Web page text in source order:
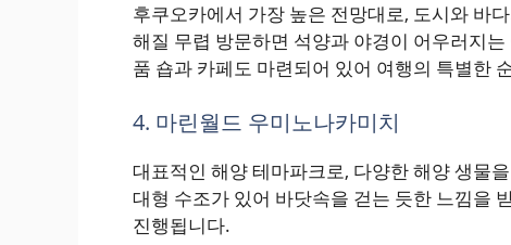
후쿠오카에서 가장 높은 전망대로, 도시와 바
해질 무렵 방문하면 석양과 야경이 어우러지
품 숍과 카페도 마련되어 있어 여행의 특별한
4. 마린월드 우미노나카미치
대표적인 해양 테마파크로, 다양한 해양 생물
대형 수조가 있어 바닷속을 걷는 듯한 느낌을
진행됩니다.